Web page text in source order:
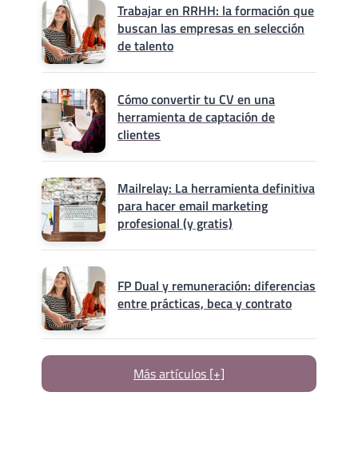
Trabajar en RRHH: la formación que
buscan las empresas en selección
de talento
Cómo convertir tu CV en una
herramienta de captación de
clientes
Mailrelay: La herramienta definitiva
para hacer email marketing
profesional (y gratis)
FP Dual y remuneración: diferencias
entre prácticas, beca y contrato
Más artículos [+]